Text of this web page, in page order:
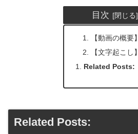
目次
【動画の概要】
【文字起こし】
Related Posts:
Related Posts: